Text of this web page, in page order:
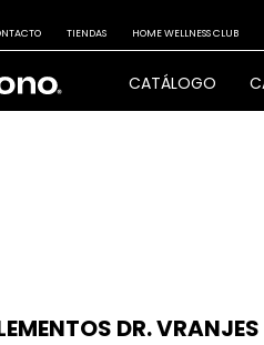
CATÁLOGO
TIENDAS HOME WELLNESS CLUB
DR. VRANJES